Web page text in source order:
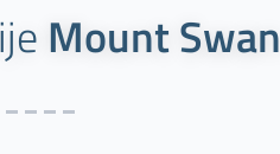
Mount Swan